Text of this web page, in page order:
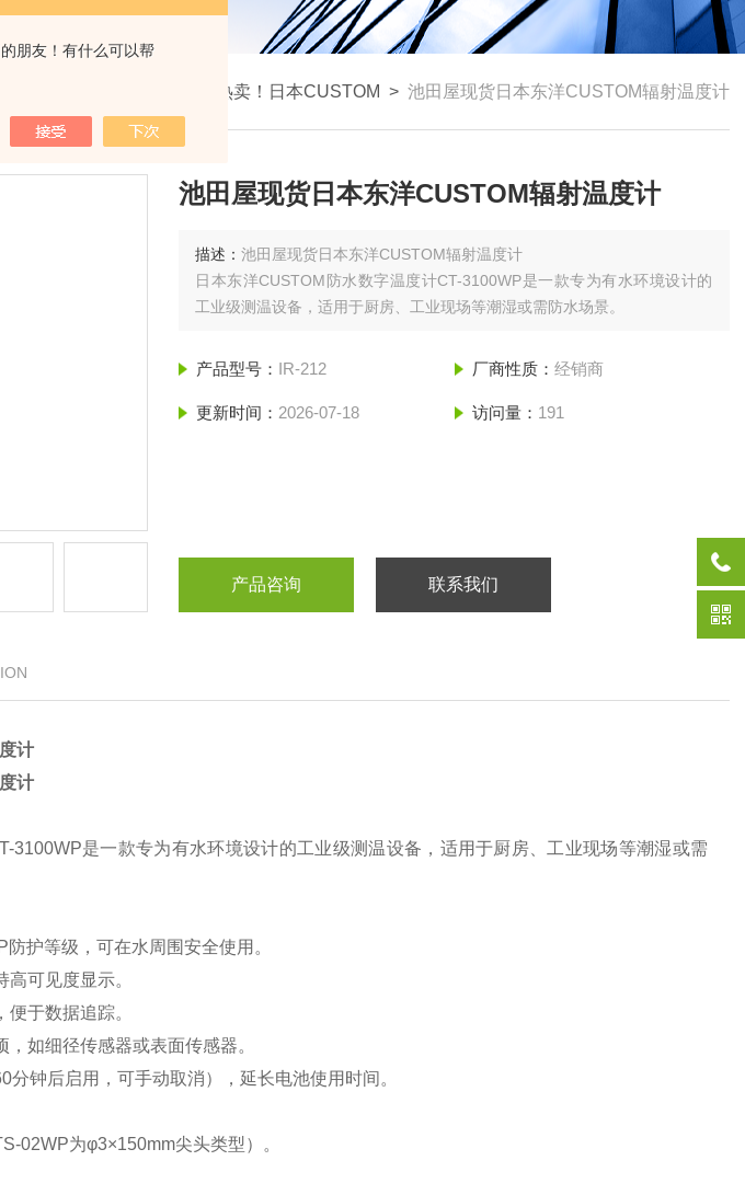
朋友！有什么可以帮
热卖！日本CUSTOM > 池田屋现货日本东洋CUSTOM辐射温度计
池田屋现货日本东洋CUSTOM辐射温度计
描述：池田屋现货日本东洋CUSTOM辐射温度计
日本东洋CUSTOM防水数字温度计CT-3100WP是一款专为有水环境设计的
工业级测温设备，适用于厨房、工业现场等潮湿或需防水场景。
产品型号： IR-212 厂商性质： 经销商
更新时间： 2026-07-18 访问量： 191
产品咨询 联系我们
计
计
3100WP是一款专为有水环境设计的工业级测温设备，适用于厨房、工业现场等潮湿或需
护等级，可在水周围安全使用。
可见度显示。
于数据追踪。
如细径传感器或表面传感器。
钟后启用，可手动取消），延长电池使用时间。
02WP为φ3×150mm尖头类型）。